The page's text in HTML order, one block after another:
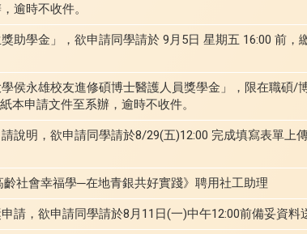
逾時不收件。
助學金」，欲申請同學請於 9月5日 星期五 16:00 前，
學侯永雄校友進修碩博士醫護人員獎學金」，限在職碩/
本申請文件至系辦，逾時不收件。
說明，欲申請同學請於8/29(五)12:00 完成填寫表單上
社會幸福學─在地青銀共好實踐》聘用社工助理
請，欲申請同學請於8月11日(一)中午12:00前備妥資料